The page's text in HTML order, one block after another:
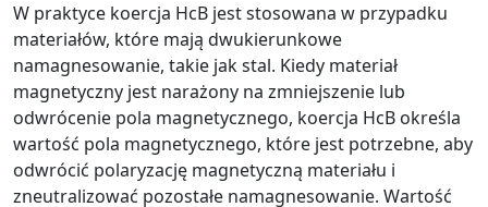
W praktyce koercja HcB jest stosowana w przypadku
materiałów, które mają dwukierunkowe
namagnesowanie, takie jak stal. Kiedy materiał
magnetyczny jest narażony na zmniejszenie lub
odwrócenie pola magnetycznego, koercja HcB określa
wartość pola magnetycznego, które jest potrzebne, aby
odwrócić polaryzację magnetyczną materiału i
zneutralizować pozostałe namagnesowanie. Wartość